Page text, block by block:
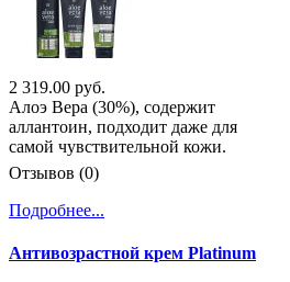
2 319.00 руб.
Алоэ Вера (30%), содержит
аллантоин, подходит даже для
самой чувствительной кожи.
Отзывов (0)
Подробнее...
Антивозрастной крем Platinum